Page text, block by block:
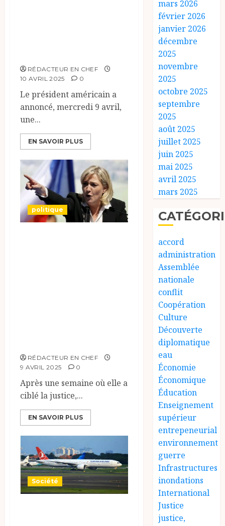
RÉDACTEUR EN CHEF
10 AVRIL 2025
0
Le président américain a
annoncé, mercredi 9 avril,
une...
EN SAVOIR PLUS
politique
RÉDACTEUR EN CHEF
9 AVRIL 2025
0
Après une semaine où elle a
ciblé la justice,...
EN SAVOIR PLUS
Société
mars 2026
février 2026
janvier 2026
décembre
2025
novembre
2025
octobre 2025
septembre
2025
août 2025
juillet 2025
juin 2025
mai 2025
avril 2025
mars 2025
accord
administration
Assemblée
nationale
conflit
Coopération
Culture
Découverte
diplomatique
eau
Économie
Économique
Éducation
Enseignement
supérieur
entrepeneurial
environnement
guerre
Infrastructures
inondations
International
Justice
justice,